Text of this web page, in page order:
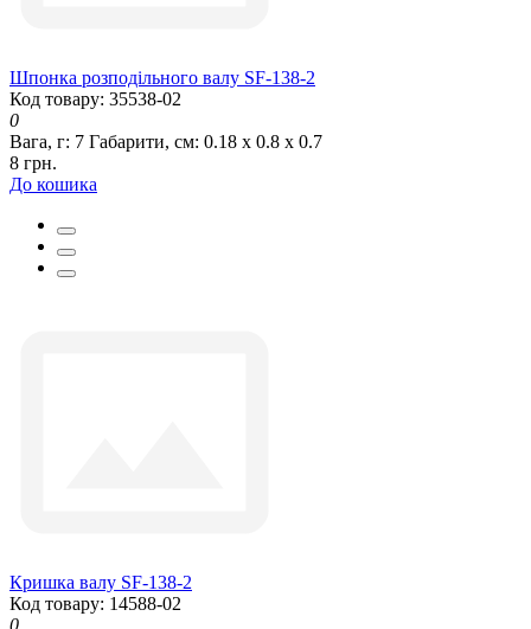
Шпонка розподільного валу SF-138-2
Код товару: 35538-02
0
Вага, г: 7 Габарити, см: 0.18 х 0.8 х 0.7
8 грн.
До кошика
Кришка валу SF-138-2
Код товару: 14588-02
0